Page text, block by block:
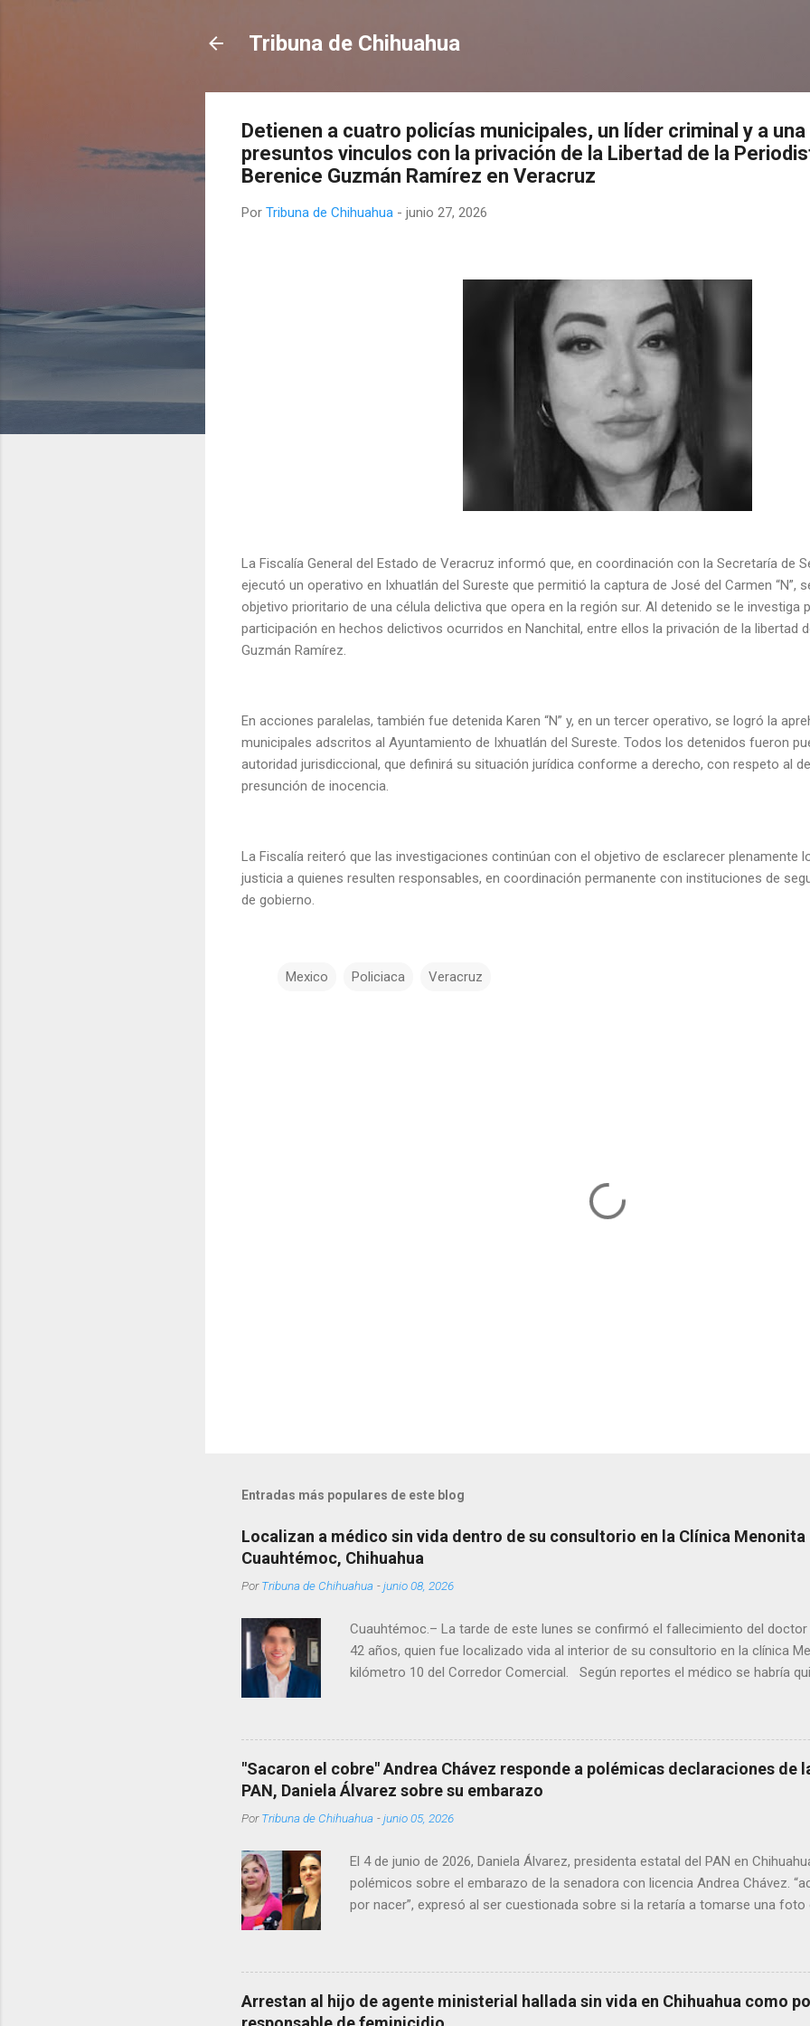
Tribuna de Chihuahua
Detienen a cuatro policías municipales, un líder criminal y a
presuntos vinculos con la privación de la Libertad de la
Berenice Guzmán Ramírez en Veracruz
Por Tribuna de Chihuahua - junio 27, 2026
La Fiscalía General del Estado de Veracruz informó que, en coordinación con la Secretaría de
ejecutó un operativo en Ixhuatlán del Sureste que permitió la captura de José del Carmen “N”,
objetivo prioritario de una célula delictiva que opera en la región sur. Al detenido se le investiga
participación en hechos delictivos ocurridos en Nanchital, entre ellos la privación de la libertad
Guzmán Ramírez.
En acciones paralelas, también fue detenida Karen “N” y, en un tercer operativo, se logró la
municipales adscritos al Ayuntamiento de Ixhuatlán del Sureste. Todos los detenidos fueron
autoridad jurisdiccional, que definirá su situación jurídica conforme a derecho, con respeto al
presunción de inocencia.
La Fiscalía reiteró que las investigaciones continúan con el objetivo de esclarecer plenamente
justicia a quienes resulten responsables, en coordinación permanente con instituciones de
de gobierno.
Mexico Policiaca Veracruz
Entradas más populares de este blog
Localizan a médico sin vida dentro de su consultorio en la Clínica Menonita
Cuauhtémoc, Chihuahua
PorTribuna de Chihuahua -junio 08, 2026
Cuauhtémoc.– La tarde de este lunes se confirmó el fallecimiento del doctor
42 años, quien fue localizado vida al interior de su consultorio en la clínica
kilómetro 10 del Corredor Comercial. Según reportes el médico se habría
Rotario en el periodo 2023–2024, era un médico reconocido en la región.
"Sacaron el cobre" Andrea Chávez responde a polémicas declaraciones de
PAN, Daniela Álvarez sobre su embarazo
PorTribuna de Chihuahua -junio 05, 2026
El 4 de junio de 2026, Daniela Álvarez, presidenta estatal del PAN en
polémicos sobre el embarazo de la senadora con licencia Andrea Chávez.
por nacer”, expresó al ser cuestionada sobre si la retaría a tomarse una foto
¿Qué tal si se le ocurre cruzar y luego le den un susto, y pues la criatura se
tendrá que ser cuidadosa porque los personajes de Morena, cada que
favor, que pase que pase, que pase', todos están bajo esa amenaza
Arrestan al hijo de agente ministerial hallada sin vida en Chihuahua como